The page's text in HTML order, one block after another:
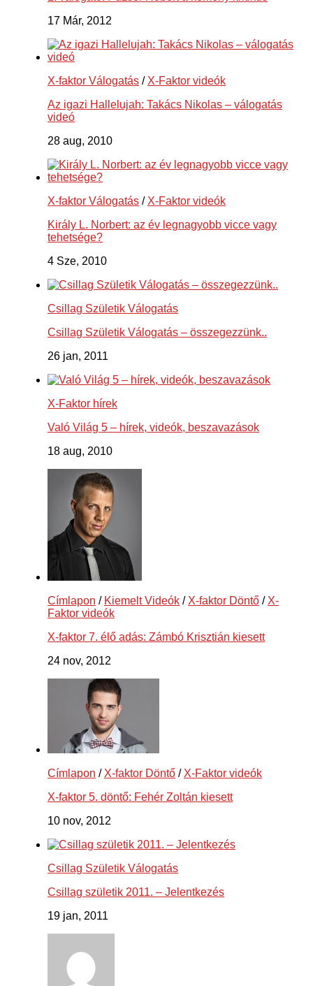
17 Már, 2012
X-faktor Válogatás / X-Faktor videók
Az igazi Hallelujah: Takács Nikolas – válogatás
videó
28 aug, 2010
X-faktor Válogatás / X-Faktor videók
Király L. Norbert: az év legnagyobb vicce vagy
tehetsége?
4 Sze, 2010
Csillag Születik Válogatás
Csillag Születik Válogatás – összegezzünk..
26 jan, 2011
X-Faktor hírek
Való Világ 5 – hírek, videók, beszavazások
18 aug, 2010
Címlapon / Kiemelt Videók / X-faktor Döntő / X-
Faktor videók
X-faktor 7. élő adás: Zámbó Krisztián kiesett
24 nov, 2012
Címlapon / X-faktor Döntő / X-Faktor videók
X-faktor 5. döntő: Fehér Zoltán kiesett
10 nov, 2012
Csillag Születik Válogatás
Csillag születik 2011. – Jelentkezés
19 jan, 2011